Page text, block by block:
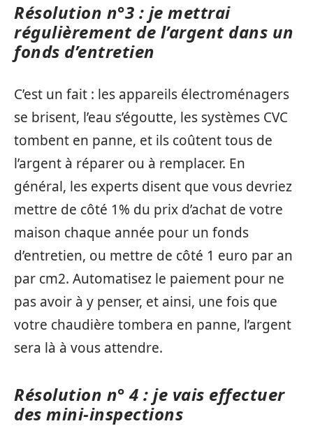
Résolution n°3 : je mettrai
régulièrement de l’argent dans un
fonds d’entretien
C’est un fait : les appareils électroménagers
se brisent, l’eau s’égoutte, les systèmes CVC
tombent en panne, et ils coûtent tous de
l’argent à réparer ou à remplacer. En
général, les experts disent que vous devriez
mettre de côté 1% du prix d’achat de votre
maison chaque année pour un fonds
d’entretien, ou mettre de côté 1 euro par an
par cm2. Automatisez le paiement pour ne
pas avoir à y penser, et ainsi, une fois que
votre chaudière tombera en panne, l’argent
sera là à vous attendre.
Résolution n° 4 : je vais effectuer
des mini-inspections